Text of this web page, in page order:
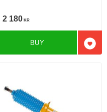
favorites
2 180 KR
Add
BUY